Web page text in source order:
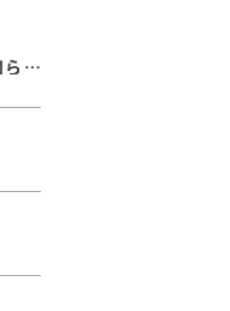
【8/20～8/22】第７９回岩手県全国農業機械実演展示会出展のお知らせ